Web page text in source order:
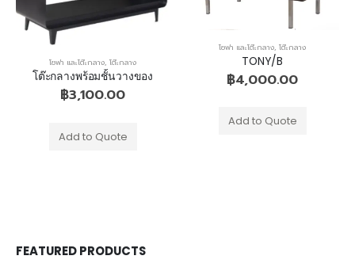
โซฟา และโต๊ะกลาง, โต๊ะกลาง
โต๊ะกลางพร้อมชั้นวางของ
฿3,100.00
Add to Quote
โซฟา และโต๊ะกลาง, โต๊ะกลาง
TONY/B
฿4,000.00
Add to Quote
FEATURED PRODUCTS